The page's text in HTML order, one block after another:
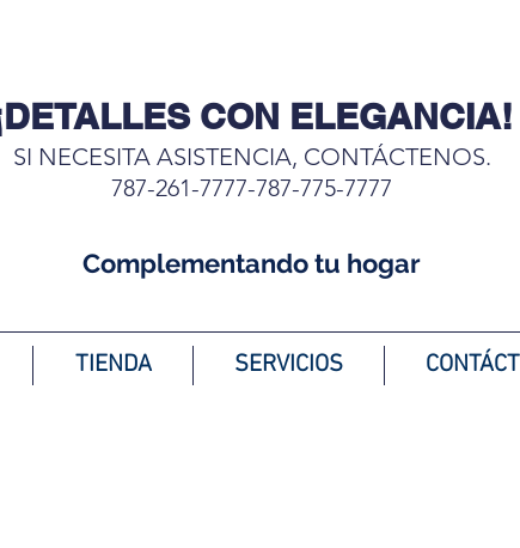
CON ELEGANCIA!
SI NECESITA ASISTENCIA, CONTÁCTENOS.
787-261-7777-787-775-7777
Complementando tu hogar
TIENDA SERVICIOS